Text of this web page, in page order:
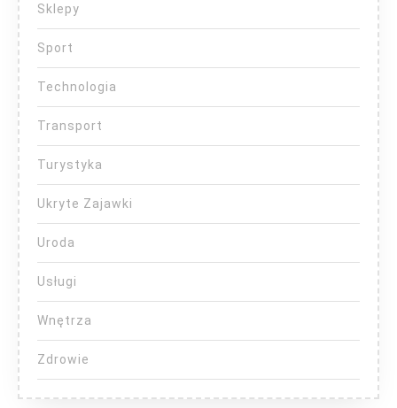
Sklepy
Sport
Technologia
Transport
Turystyka
Ukryte Zajawki
Uroda
Usługi
Wnętrza
Zdrowie